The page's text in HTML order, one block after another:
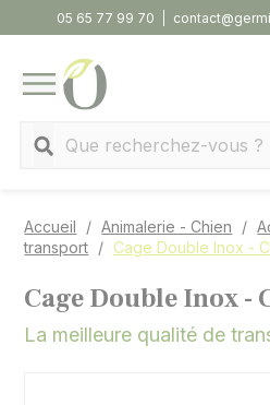
05 65 77 99 70
MENU
Accueil Animalerie - Chien
transport
Cage Double Inox -
Cage Double Inox -
La meilleure qualité de
Panneau de gestion des cookies